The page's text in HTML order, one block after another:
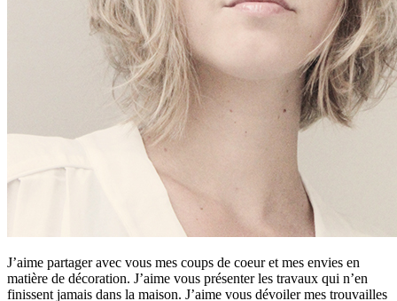
J’aime partager avec vous mes coups de coeur et mes envies en
matière de décoration. J’aime vous présenter les travaux qui n’en
finissent jamais dans la maison. J’aime vous dévoiler mes trouvailles